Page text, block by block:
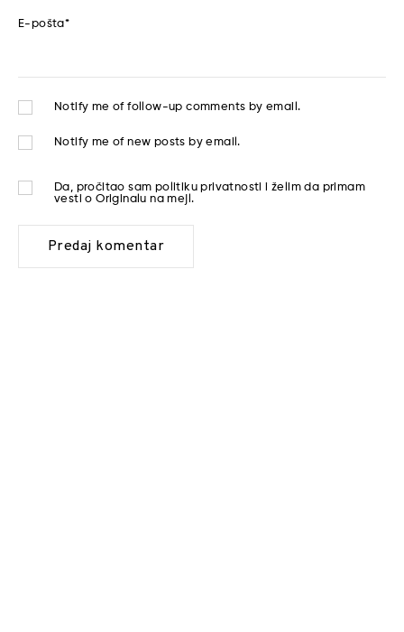
E-pošta*
Notify me of follow-up comments by email.
Notify me of new posts by email.
Da, pročitao sam politiku privatnosti
i želim da primam
vesti o Originalu na mejl.